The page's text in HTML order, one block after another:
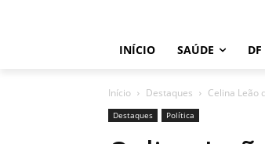
INÍCIO SAÚDE DF
Início Destaques Celina Leão
Destaques Política